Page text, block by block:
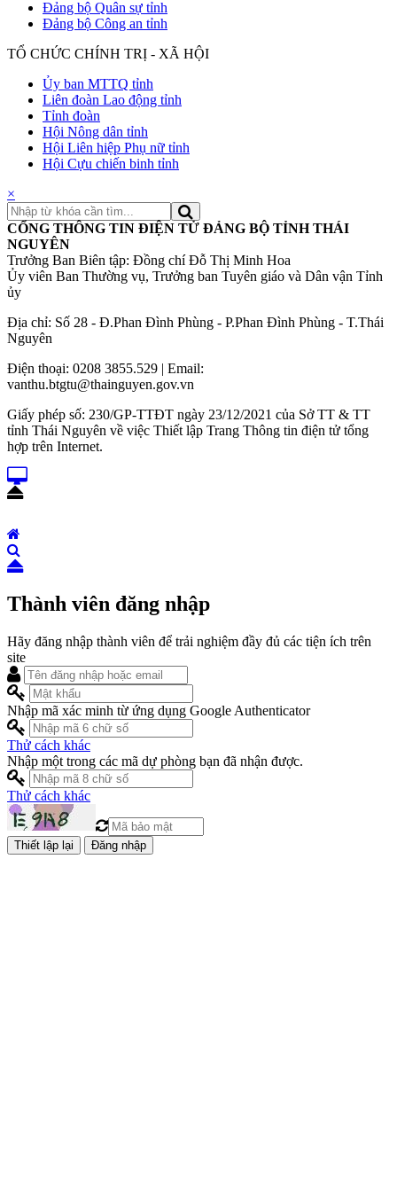
Đảng bộ Quân sự tỉnh
Đảng bộ Công an tỉnh
TỔ CHỨC CHÍNH TRỊ - XÃ HỘI
Ủy ban MTTQ tỉnh
Liên đoàn Lao động tỉnh
Tỉnh đoàn
Hội Nông dân tỉnh
Hội Liên hiệp Phụ nữ tỉnh
Hội Cựu chiến binh tỉnh
×
CỔNG THÔNG TIN ĐIỆN TỬ ĐẢNG BỘ TỈNH THÁI
NGUYÊN
Trưởng Ban Biên tập: Đồng chí Đỗ Thị Minh Hoa
Ủy viên Ban Thường vụ, Trưởng ban Tuyên giáo và Dân vận Tỉnh
ủy
Địa chỉ: Số 28 - Đ.Phan Đình Phùng - P.Phan Đình Phùng - T.Thái
Nguyên
Điện thoại: 0208 3855.529 | Email:
vanthu.btgtu@thainguyen.gov.vn
Giấy phép số: 230/GP-TTĐT ngày 23/12/2021 của Sở TT & TT
tỉnh Thái Nguyên về việc Thiết lập Trang Thông tin điện tử tổng
hợp trên Internet.
Thành viên đăng nhập
Hãy đăng nhập thành viên để trải nghiệm đầy đủ các tiện ích trên
site
Nhập mã xác minh từ ứng dụng Google Authenticator
Thử cách khác
Nhập một trong các mã dự phòng bạn đã nhận được.
Thử cách khác
Đăng nhập